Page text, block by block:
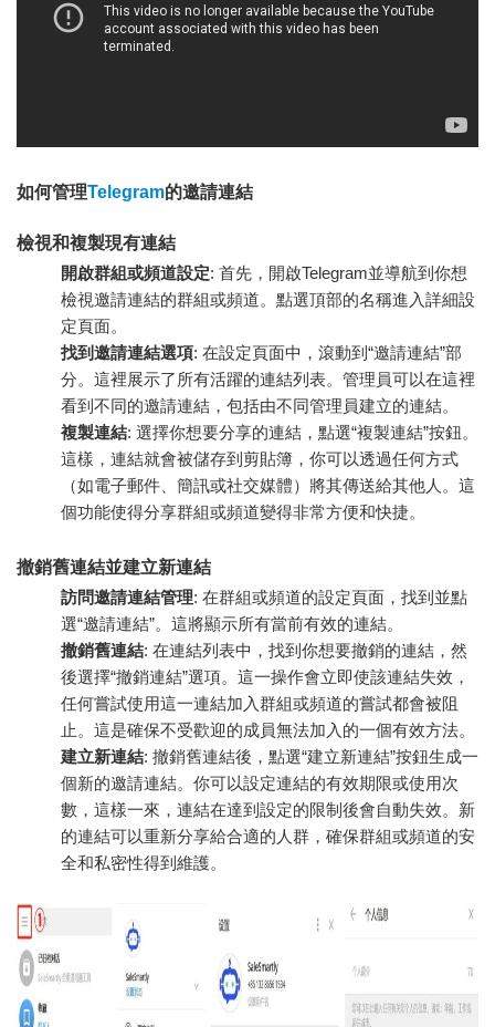
如何管理Telegram的邀請連結
檢視和複製現有連結
開啟群組或頻道設定: 首先，開啟Telegram並導航到你想
檢視邀請連結的群組或頻道。點選頂部的名稱進入詳細設
定頁面。
找到邀請連結選項: 在設定頁面中，滾動到“邀請連結”部
分。這裡展示了所有活躍的連結列表。管理員可以在這裡
看到不同的邀請連結，包括由不同管理員建立的連結。
複製連結: 選擇你想要分享的連結，點選“複製連結”按鈕。
這樣，連結就會被儲存到剪貼簿，你可以透過任何方式
（如電子郵件、簡訊或社交媒體）將其傳送給其他人。這
個功能使得分享群組或頻道變得非常方便和快捷。
撤銷舊連結並建立新連結
訪問邀請連結管理: 在群組或頻道的設定頁面，找到並點
選“邀請連結”。這將顯示所有當前有效的連結。
撤銷舊連結: 在連結列表中，找到你想要撤銷的連結，然
後選擇“撤銷連結”選項。這一操作會立即使該連結失效，
任何嘗試使用這一連結加入群組或頻道的嘗試都會被阻
止。這是確保不受歡迎的成員無法加入的一個有效方法。
建立新連結: 撤銷舊連結後，點選“建立新連結”按鈕生成一
個新的邀請連結。你可以設定連結的有效期限或使用次
數，這樣一來，連結在達到設定的限制後會自動失效。新
的連結可以重新分享給合適的人群，確保群組或頻道的安
全和私密性得到維護。